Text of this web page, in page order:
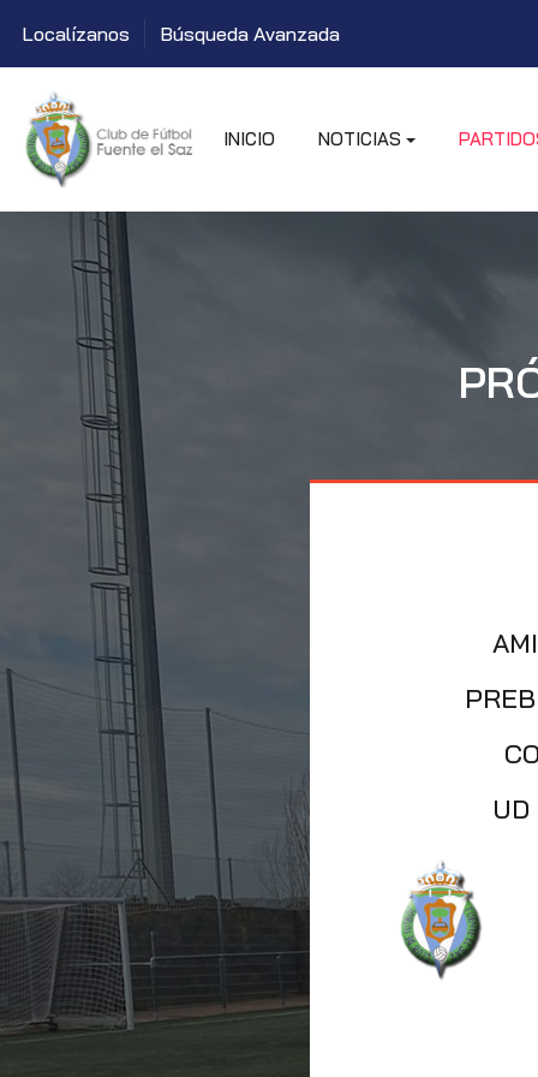
Localízanos Búsqueda Avanzada
INICIO NOTICIAS
UD